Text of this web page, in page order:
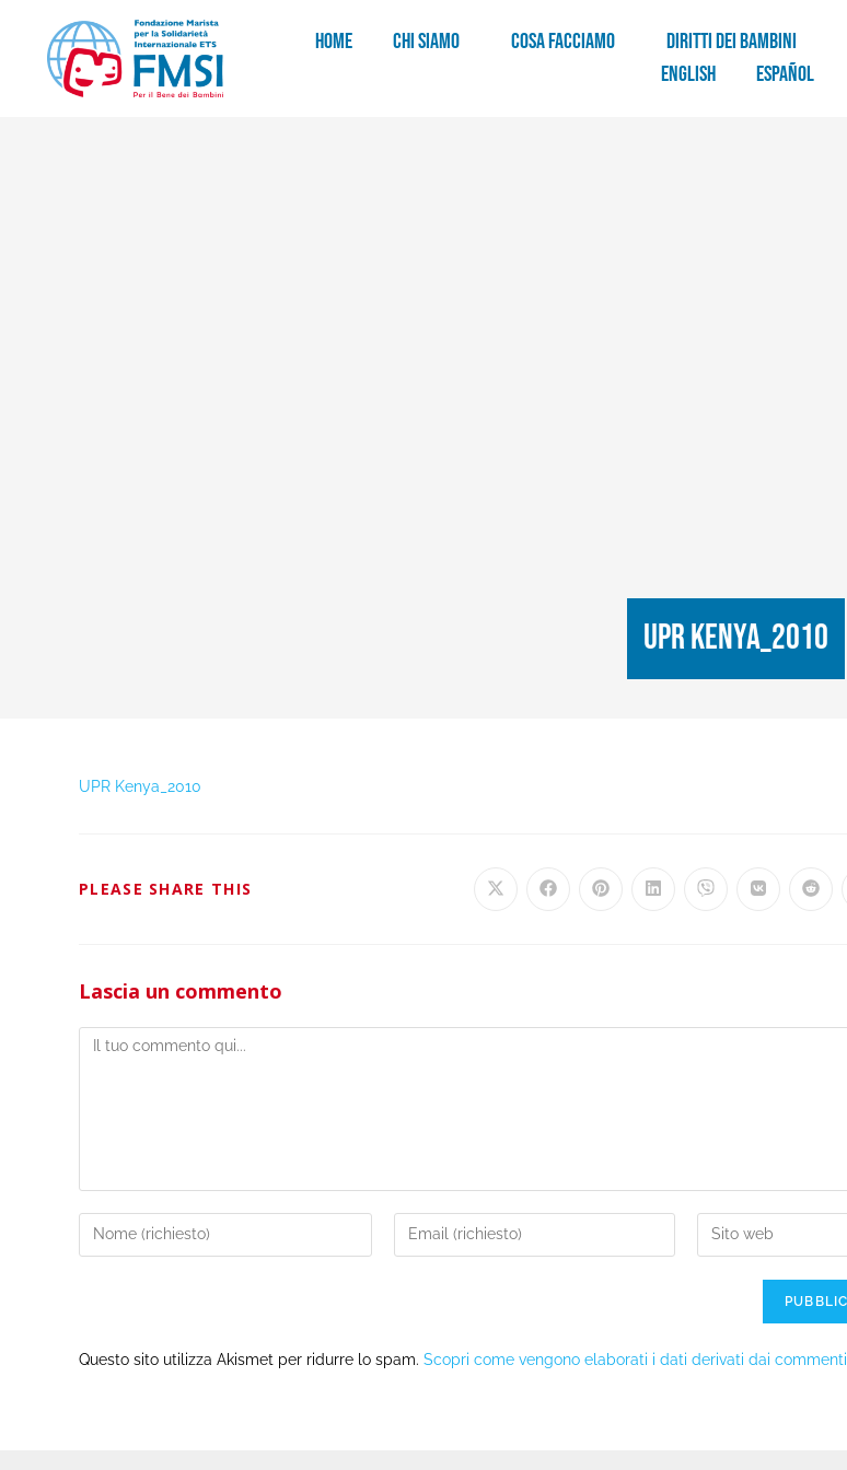
HOME CHI SIAMO COSA FACCIAMO DIRITTI DEI BAMBINI
English
Español
UPR Kenya_2010
UPR Kenya_2010
PLEASE SHARE THIS
Lascia un commento
Questo sito utilizza Akismet per ridurre lo spam. Scopri come vengono elaborati i dati derivati dai commenti